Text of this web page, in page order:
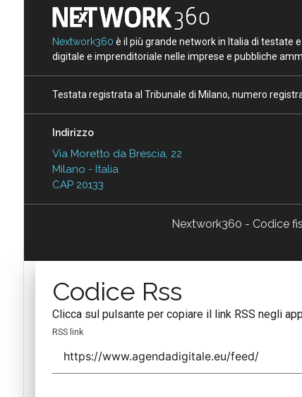
Nextwork360 è il più grande network in Italia di testate
digitale e imprenditoriale nelle imprese e pubbliche
Testata registrata al Tribunale di Milano, numero
Indirizzo
Via Moretto da Brescia, 22
Milano - Italia
CAP 20133
Nextwork360 - Codice
Codice Rss
Clicca sul pulsante per copiare il link RSS negli
RSS link